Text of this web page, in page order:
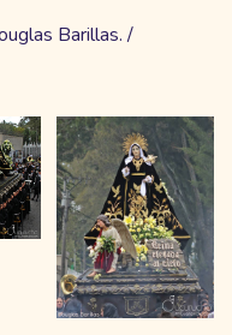
Barillas. /